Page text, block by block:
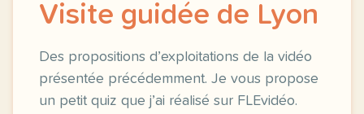
Visite guidée de Lyon
Des propositions d’exploitations de la vidéo
présentée précédemment. Je vous propose
un petit quiz que j’ai réalisé sur FLEvidéo.